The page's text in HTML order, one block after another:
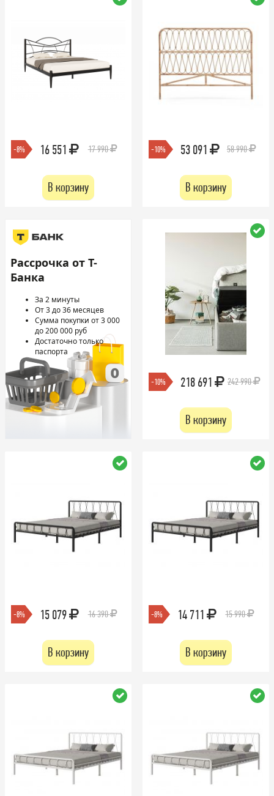
-8% 16 551 17 990
В корзину
-10% 53 091 58 990
В корзину
Рассрочка от Т-
Банка
За 2 минуты
От 3 до 36 месяцев
Сумма покупки от 3 000
до 200 000 руб
Достаточно только
паспорта
-10% 218 691 242 990
В корзину
-8% 15 079 16 390
В корзину
-8% 14 711 15 990
В корзину